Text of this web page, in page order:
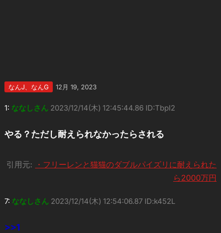
なんJ、なんG 12月 19, 2023
1: ななしさん 2023/12/14(木) 12:45:44.86 ID:TbpI2
やる？ただし耐えられなかったらされる
引用元:
・フリーレンと猫猫のダブルパイズリに耐えられた
ら2000万円
7: ななしさん 2023/12/14(木) 12:54:06.87 ID:k452L
>>1